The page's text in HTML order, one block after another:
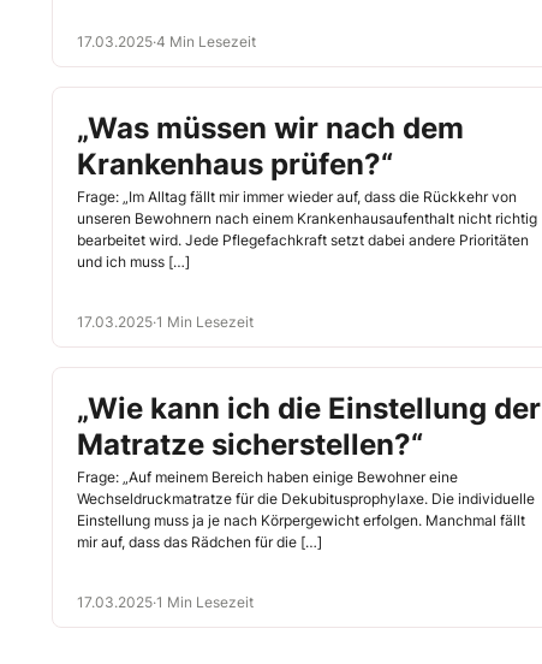
17.03.2025·4 Min Lesezeit
„Was müssen wir nach dem
Krankenhaus prüfen?“
Frage: „Im Alltag fällt mir immer wieder auf, dass die Rückkehr von
unseren Bewohnern nach einem Krankenhausaufenthalt nicht richtig
bearbeitet wird. Jede Pflegefachkraft setzt dabei andere Prioritäten
und ich muss […]
17.03.2025·1 Min Lesezeit
„Wie kann ich die Einstellung der
Matratze sicherstellen?“
Frage: „Auf meinem Bereich haben einige Bewohner eine
Wechseldruckmatratze für die Dekubitusprophylaxe. Die individuelle
Einstellung muss ja je nach Körpergewicht erfolgen. Manchmal fällt
mir auf, dass das Rädchen für die […]
17.03.2025·1 Min Lesezeit